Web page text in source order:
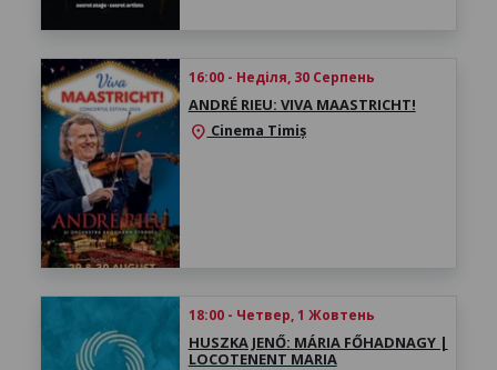
16:00 - Неділя, 30 Серпень
ANDRÉ RIEU: VIVA MAASTRICHT!
location_on Cinema Timiș
18:00 - Четвер, 1 Жовтень
HUSZKA JENŐ: MÁRIA FŐHADNAGY |
LOCOTENENT MARIA